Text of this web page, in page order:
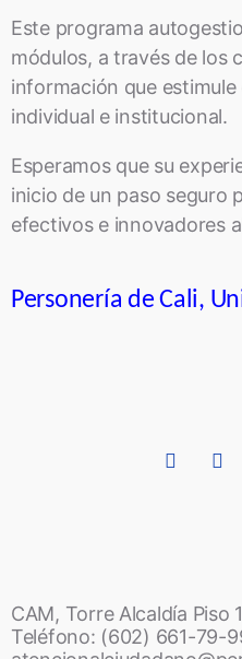
Este programa
módulos, a través de los
información que
individual e institucional.
Esperamos que su
inicio de un paso seguro
efectivos e innovadores
Personería de Cali,
CAM, Torre Alcaldía Piso
Teléfono: (602) 661-79-